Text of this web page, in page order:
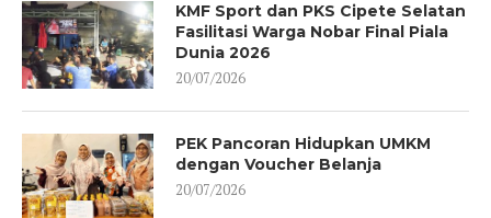
KMF Sport dan PKS Cipete Selatan
Fasilitasi Warga Nobar Final Piala
Dunia 2026
20/07/2026
PEK Pancoran Hidupkan UMKM
dengan Voucher Belanja
20/07/2026